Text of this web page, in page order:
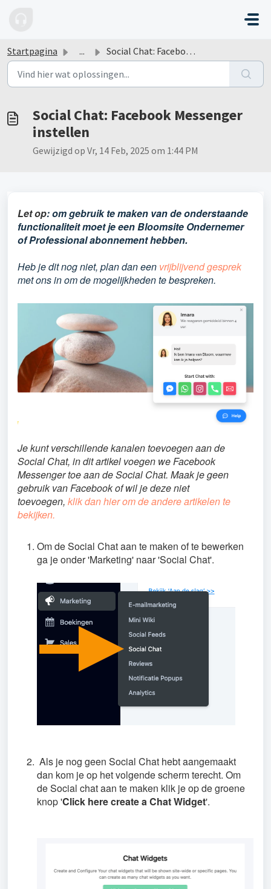
Startpagina ... Social Chat: Facebook Messenger instellen
Social Chat: Facebook Messenger
instellen
Gewijzigd op Vr, 14 Feb, 2025 om 1:44 PM
Let op: om gebruik te maken van de onderstaande
functionaliteit moet je een Bloomsite Ondernemer
of Professional abonnement hebben.
Heb je dit nog niet, plan dan een vrijblijvend gesprek
met ons in om de mogelijkheden te bespreken.
Je kunt verschillende kanalen toevoegen aan de
Social Chat, in dit artikel voegen we Facebook
Messenger toe aan de Social Chat. Maak je geen
gebruik van Facebook of wil je deze niet
toevoegen, klik dan hier om de andere artikelen te
bekijken.
Om de Social Chat aan te maken of te bewerken
ga je onder 'Marketing' naar 'Social Chat'.
Als je nog geen Social Chat hebt aangemaakt
dan kom je op het volgende scherm terecht. Om
de Social chat aan te maken klik je op de groene
knop 'Click here create a Chat Widget'.